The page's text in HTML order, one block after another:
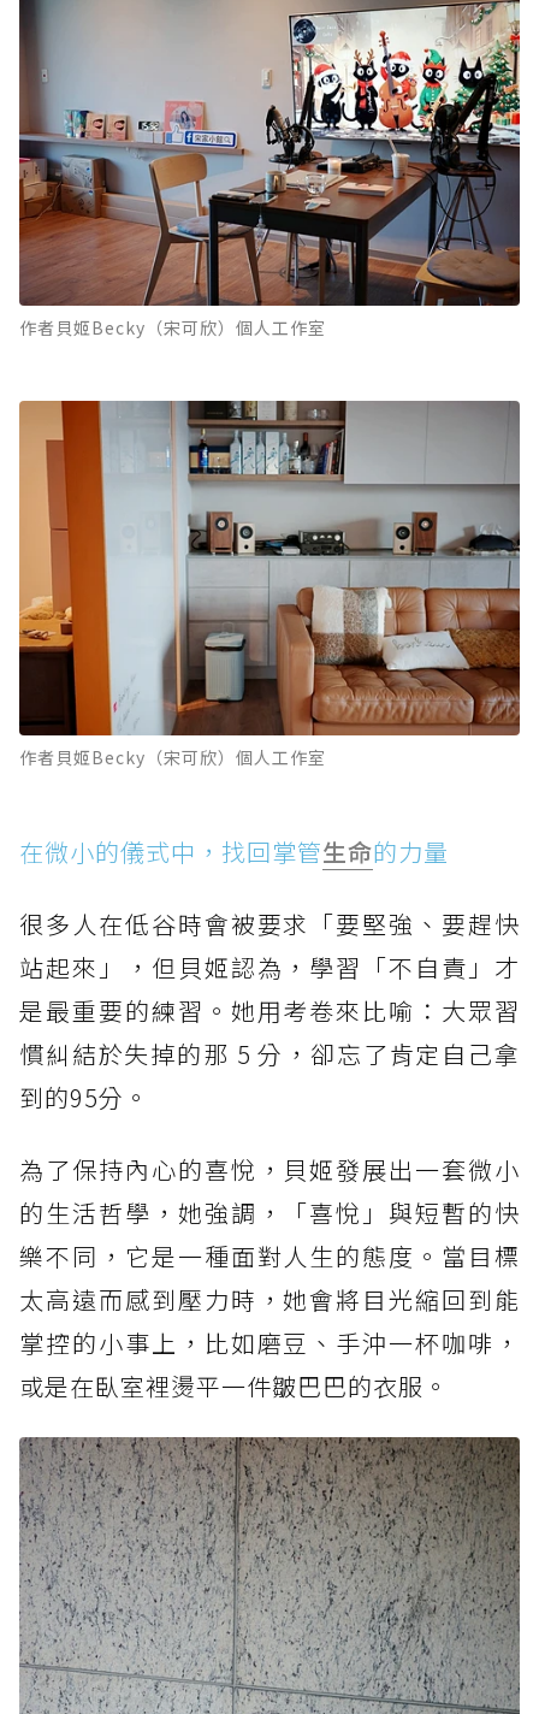
作者貝姬Becky（宋可欣）個人工作室
作者貝姬Becky（宋可欣）個人工作室
在微小的儀式中，找回掌管生命的力量
很多人在低谷時會被要求「要堅強、要趕快
站起來」，但貝姬認為，學習「不自責」才
是最重要的練習。她用考卷來比喻：大眾習
慣糾結於失掉的那 5 分，卻忘了肯定自己拿
到的95分。
為了保持內心的喜悅，貝姬發展出一套微小
的生活哲學，她強調，「喜悅」與短暫的快
樂不同，它是一種面對人生的態度。當目標
太高遠而感到壓力時，她會將目光縮回到能
掌控的小事上，比如磨豆、手沖一杯咖啡，
或是在臥室裡燙平一件皺巴巴的衣服。